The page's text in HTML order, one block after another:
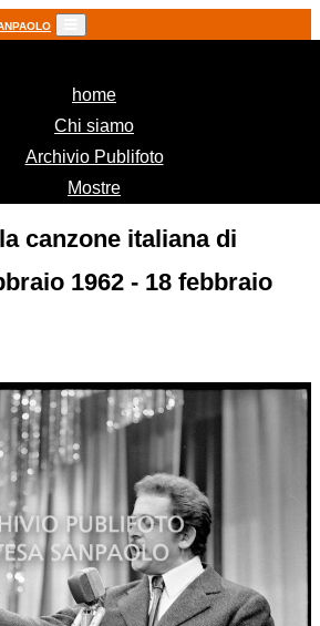
home(current)
Chi siamo
Archivio Publifoto
Mostre
canzone italiana di
1962 - 18 febbraio